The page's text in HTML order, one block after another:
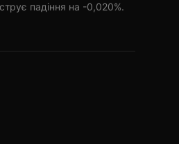
падіння на -0,020%.